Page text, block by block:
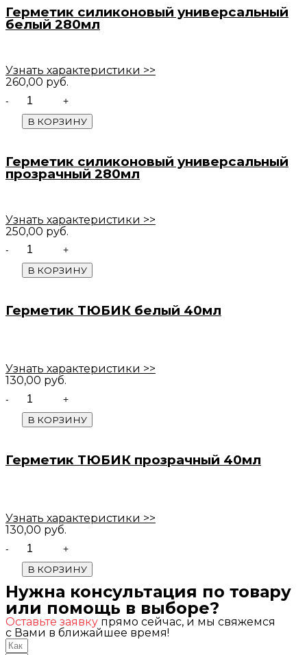
Герметик силиконовый универсальный
белый 280мл
Узнать характеристики >>
260,00 руб.
В КОРЗИНУ
Герметик силиконовый универсальный
прозрачный 280мл
Узнать характеристики >>
250,00 руб.
Quantity
В КОРЗИНУ
Герметик ТЮБИК белый 40мл
Узнать характеристики >>
130,00 руб.
В КОРЗИНУ
Герметик ТЮБИК прозрачный 40мл
Узнать характеристики >>
130,00 руб.
В КОРЗИНУ
Нужна консультация по товару
или помощь в выборе?
Оставьте заявку прямо сейчас, и мы свяжемся
с Вами в ближайшее время!